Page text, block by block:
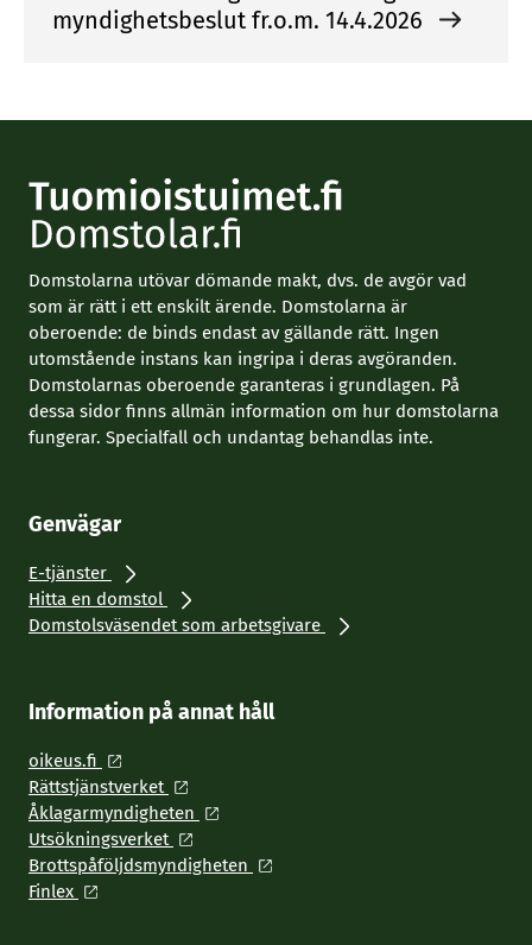
myndighetsbeslut fr.o.m. 14.4.2026
Domstolarna utövar dömande makt, dvs. de avgör vad
som är rätt i ett enskilt ärende. Domstolarna är
oberoende: de binds endast av gällande rätt. Ingen
utomstående instans kan ingripa i deras avgöranden.
Domstolarnas oberoende garanteras i grundlagen. På
dessa sidor finns allmän information om hur domstolarna
fungerar. Specialfall och undantag behandlas inte.
Genvägar
E-tjänster
Hitta en domstol
Domstolsväsendet som arbetsgivare
Information på annat håll
oikeus.fi
Rättstjänstverket
Åklagarmyndigheten
Utsökningsverket
Brottspåföljdsmyndigheten
Finlex